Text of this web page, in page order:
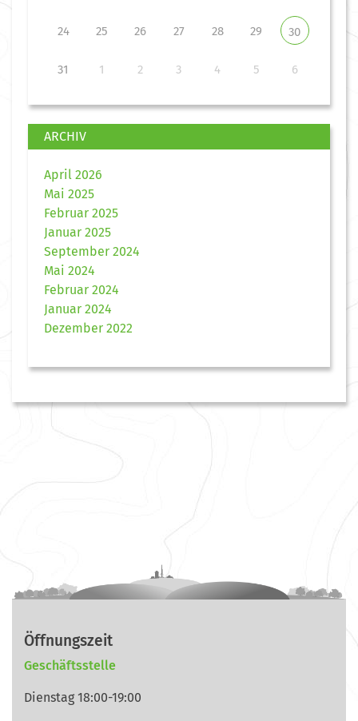
24 25 26 27 28 29 30
31 1 2 3 4 5 6
ARCHIV
April 2026
Mai 2025
Februar 2025
Januar 2025
September 2024
Mai 2024
Februar 2024
Januar 2024
Dezember 2022
Öffnungszeit
Geschäftsstelle
Dienstag 18:00-19:00